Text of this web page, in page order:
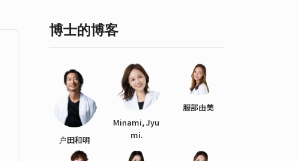
博士的博客
户田和明
Minami, Jyu
mi.
服部由美